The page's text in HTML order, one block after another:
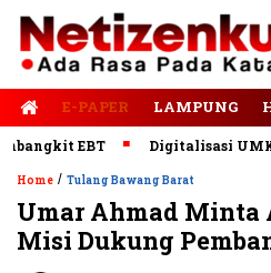
E-PAPER LAMPUNG
EBT Digitalisasi UMKM
Home / Tulang Bawang Barat
Umar Ahmad
Misi Dukung